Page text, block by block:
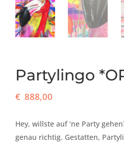
Partylingo
€ 888,00
Hey, willste auf ‘ne Party
genau richtig. Gestatten,